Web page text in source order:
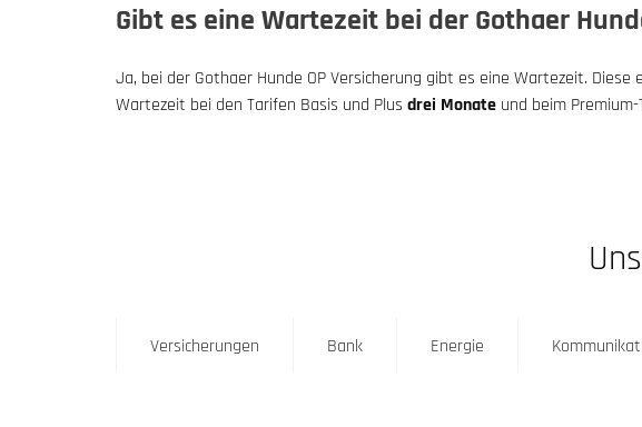
Gibt es eine Wartezeit bei der Gothaer
Ja, bei der Gothaer Hunde OP Versicherung gibt es eine Wartezeit.
Wartezeit bei den Tarifen Basis und Plus drei Monate und beim
Versicherungen Bank Energie